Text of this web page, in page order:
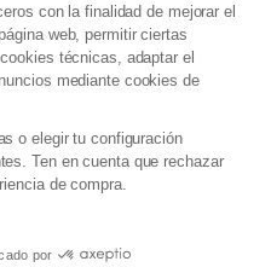
con la finalidad de mejorar el
web, permitir ciertas
técnicas, adaptar el
mediante cookies de
o elegir tu configuración
Ten en cuenta que rechazar
de compra.
por
personales y cookies
Venta Profesional